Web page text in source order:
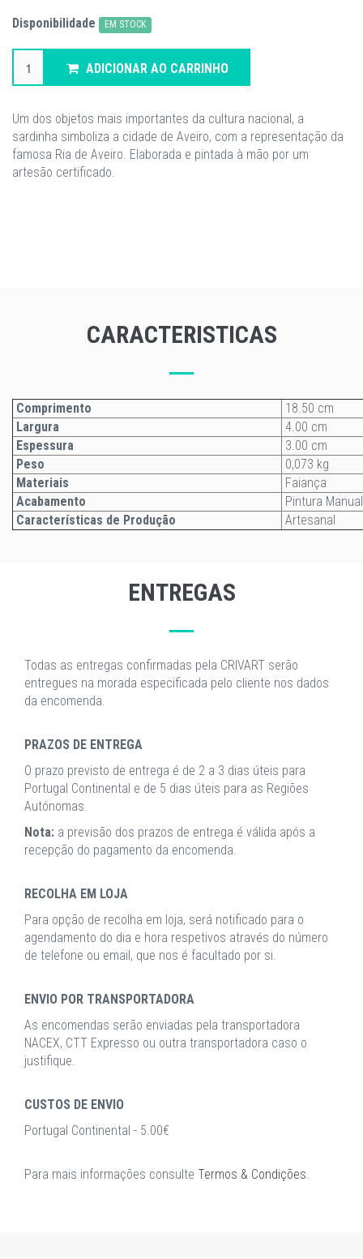
Disponibilidade EM STOCK
ADICIONAR AO CARRINHO
Um dos objetos mais importantes da cultura nacional, a
sardinha simboliza a cidade de Aveiro, com a representação da
famosa Ria de Aveiro. Elaborada e pintada à mão por um
artesão certificado.
CARACTERISTICAS
Comprimento
18.50 cm
Largura
4.00 cm
Espessura
3.00 cm
Peso
0,073 kg
Materiais
Faiança
Acabamento
Pintura Manual
Características de Produção
Artesanal
ENTREGAS
Todas as entregas confirmadas pela CRIVART serão
entregues na morada especificada pelo cliente nos dados
da encomenda.
PRAZOS DE ENTREGA
O prazo previsto de entrega é de 2 a 3 dias úteis para
Portugal Continental e de 5 dias úteis para as Regiões
Autónomas.
Nota: a previsão dos prazos de entrega é válida após a
recepção do pagamento da encomenda.
RECOLHA EM LOJA
Para opção de recolha em loja, será notificado para o
agendamento do dia e hora respetivos através do número
de telefone ou email, que nos é facultado por si.
ENVIO POR TRANSPORTADORA
As encomendas serão enviadas pela transportadora
NACEX, CTT Expresso ou outra transportadora caso o
justifique.
CUSTOS DE ENVIO
Portugal Continental - 5.00€
Para mais informações consulte Termos & Condições.